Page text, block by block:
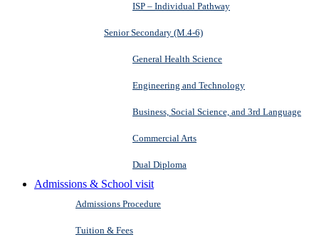
ISP – Individual Pathway
Senior Secondary (M.4-6)
General Health Science
Engineering and Technology
Business, Social Science, and 3rd Language
Commercial Arts
Dual Diploma
Admissions & School visit
Admissions Procedure
Tuition & Fees